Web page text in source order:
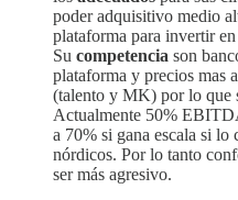
poder adquisitivo medio
plataforma para invertir
Su competencia son
plataforma y precios mas
(talento y MK) por lo que
Actualmente 50%
a 70% si gana escala si lo
nórdicos. Por lo tanto
ser más agresivo.